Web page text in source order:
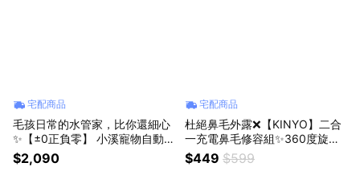
宅配商品
毛孩日常的水管家，比你還細心
✨【±0正負零】 小溪寵物自動飲
水機|三層濾軟水|透白|KP30 (S
HOPPING99)
$2,090
宅配商品
杜絕鼻毛外露❌【KINYO】二合
一充電鼻毛修容組✨360度旋轉
刀頭 (CL-618) (SHOPPING99)
$449 $599